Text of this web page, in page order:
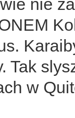
nie
Tak
w